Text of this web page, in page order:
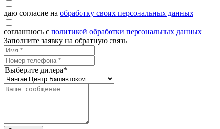
даю согласие на обработку своих персональных данных
соглашаюсь с политикой обработки персональных данных
Заполните заявку на обратную связь
Выберите дилера*